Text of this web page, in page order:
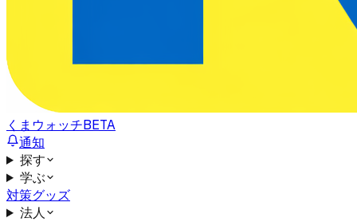
くまウォッチBETA
通知
探す
学ぶ
対策グッズ
法人